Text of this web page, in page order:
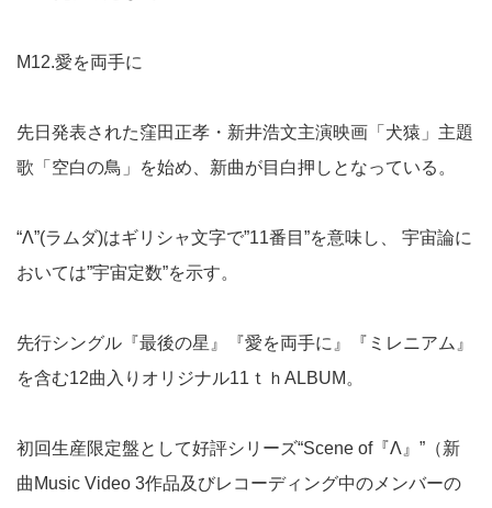
M12.愛を両手に
先日発表された窪田正孝・新井浩文主演映画「犬猿」主題
歌「空白の鳥」を始め、新曲が目白押しとなっている。
“Λ”(ラムダ)はギリシャ文字で”11番目”を意味し、 宇宙論に
おいては”宇宙定数”を示す。
先行シングル『最後の星』『愛を両手に』『ミレニアム』
を含む12曲入りオリジナル11ｔｈALBUM。
初回生産限定盤として好評シリーズ“Scene of『Λ』”（新
曲Music Video 3作品及びレコーディング中のメンバーの